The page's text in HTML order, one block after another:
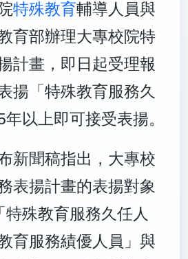
特殊教育輔導人員與
育部辦理大專校院特
計畫，即日起受理報
揚「特殊教育服務久
以上即可接受表揚。
新聞稿指出，大專校
表揚計畫的表揚對象
殊教育服務久任人
育服務績優人員」與